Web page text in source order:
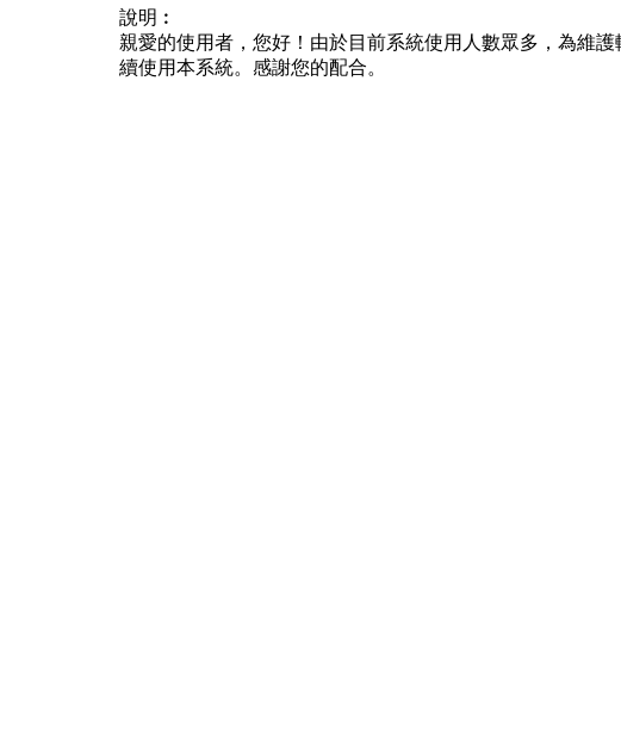
說明︰
親愛的使用者，您好！由於目前系統使用人數眾多，為維
續使用本系統。感謝您的配合。